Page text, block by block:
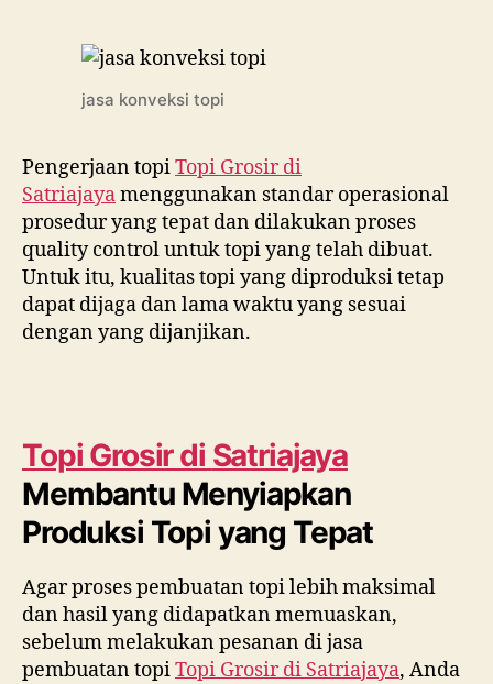
jasa konveksi topi
Pengerjaan topiTopi Grosir di
Satriajayamenggunakan standar operasional
prosedur yang tepat dan dilakukan proses
quality control untuk topi yang telah dibuat.
Untuk itu, kualitas topi yang diproduksi tetap
dapat dijaga dan lama waktu yang sesuai
dengan yang dijanjikan.
Topi Grosir di Satriajaya
Membantu Menyiapkan
Produksi Topi yang Tepat
Agar proses pembuatan topi lebih maksimal
dan hasil yang didapatkan memuaskan,
sebelum melakukan pesanan di jasa
pembuatan topiTopi Grosir di Satriajaya, Anda